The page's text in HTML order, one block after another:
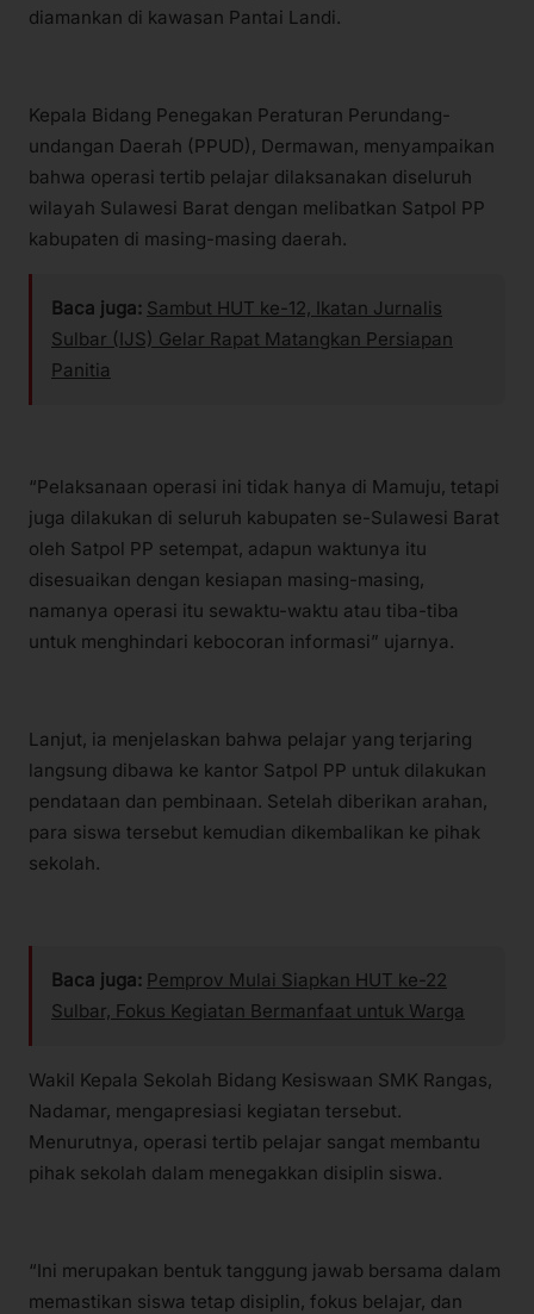
diamankan di kawasan Pantai Landi.
Kepala Bidang Penegakan Peraturan Perundang-
undangan Daerah (PPUD), Dermawan, menyampaikan
bahwa operasi tertib pelajar dilaksanakan diseluruh
wilayah Sulawesi Barat dengan melibatkan Satpol PP
kabupaten di masing-masing daerah.
Baca juga: Sambut HUT ke-12, Ikatan Jurnalis
Sulbar (IJS) Gelar Rapat Matangkan Persiapan
Panitia
“Pelaksanaan operasi ini tidak hanya di Mamuju, tetapi
juga dilakukan di seluruh kabupaten se-Sulawesi Barat
oleh Satpol PP setempat, adapun waktunya itu
disesuaikan dengan kesiapan masing-masing,
namanya operasi itu sewaktu-waktu atau tiba-tiba
untuk menghindari kebocoran informasi” ujarnya.
Lanjut, ia menjelaskan bahwa pelajar yang terjaring
langsung dibawa ke kantor Satpol PP untuk dilakukan
pendataan dan pembinaan. Setelah diberikan arahan,
para siswa tersebut kemudian dikembalikan ke pihak
sekolah.
Baca juga: Pemprov Mulai Siapkan HUT ke-22
Sulbar, Fokus Kegiatan Bermanfaat untuk Warga
Wakil Kepala Sekolah Bidang Kesiswaan SMK Rangas,
Nadamar, mengapresiasi kegiatan tersebut.
Menurutnya, operasi tertib pelajar sangat membantu
pihak sekolah dalam menegakkan disiplin siswa.
“Ini merupakan bentuk tanggung jawab bersama dalam
memastikan siswa tetap disiplin, fokus belajar, dan